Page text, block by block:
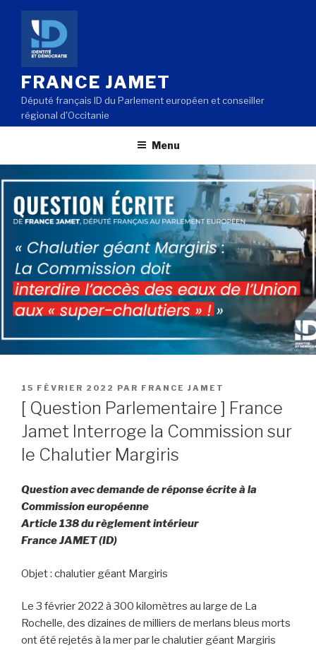
Aller
contenu
principal
FRANCE JAMET
Député français ID du Parlement européen et conseiller
régional d'Occitanie
Menu
PUBLIÉ
LE
15 FÉVRIER 2022 PAR FRANCE JAMET
[ Question Parlementaire ] France
Jamet Interroge la Commission sur
le Chalutier Margiris
Question avec demande de réponse écrite à la
Commission européenne
Article 138 du règlement intérieur
France JAMET (ID)
Objet : chalutier géant Margiris
Le 3 février 2022 à 300 kilomètres au large de La
Rochelle, des dizaines de milliers de merlans bleus morts
ont été rejetés à la mer par le chalutier géant Margiris